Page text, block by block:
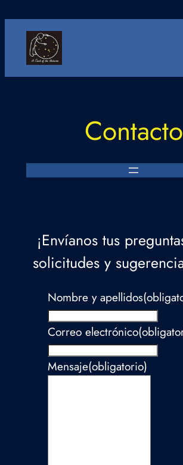
contenido
Contacto
¡Envíanos tus
solicitudes y
Nombre y apellidos
Correo electrónico
Mensaje(obligatorio)